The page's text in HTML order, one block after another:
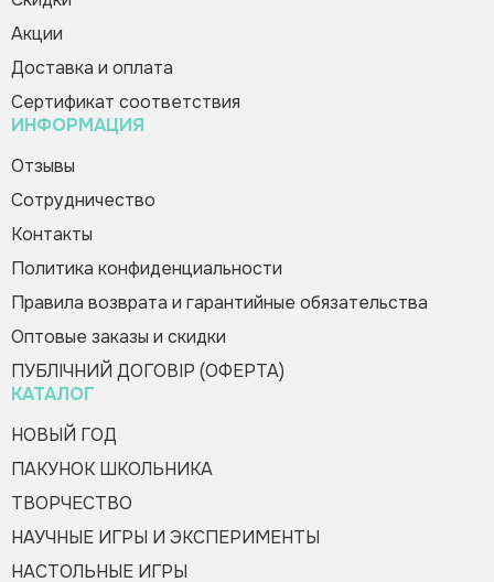
Creative Team!
Пожалуйста, заполните форму, и мы вам
Оформить заказ
Акции
Доставка и оплата
Сертификат соответствия
ИНФОРМАЦИЯ
Отзывы
Сотрудничество
Контакты
Политика конфиденциальности
Правила возврата и гарантийные обязательства
Оптовые заказы и скидки
ПУБЛІЧНИЙ ДОГОВІР (ОФЕРТА)
КАТАЛОГ
НОВЫЙ ГОД
ПАКУНОК ШКОЛЬНИКА
ТВОРЧЕСТВО
НАУЧНЫЕ ИГРЫ И ЭКСПЕРИМЕНТЫ
НАСТОЛЬНЫЕ ИГРЫ